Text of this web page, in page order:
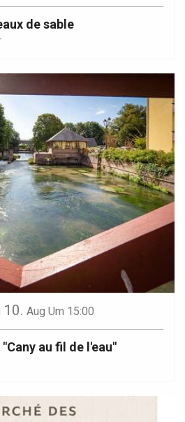
de sable
10. Aug Um 15:00
au fil de l'eau"